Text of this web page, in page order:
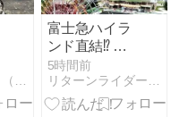
富士急ハイラ
ンド直結⁉️ ハ
イランドリゾ
ートホテル＆
スパで遊園地
5時間前